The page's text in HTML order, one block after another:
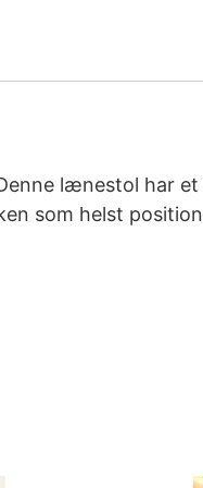
lænestol har
som helst